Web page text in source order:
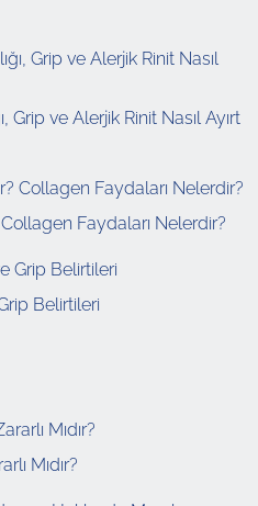
Grip ve Alerjik Rinit Nasıl Ayırt
Faydaları Nelerdir?
Belirtileri
Mıdır?